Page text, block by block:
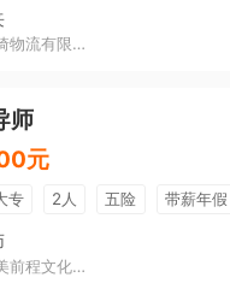
住宿
贵州璟琦物流有限公司
师
元
专 2人 五险
带薪年假
游
有提成
贵州大美前程文化发展有限公司